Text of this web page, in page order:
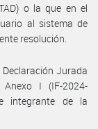
o la que en el
al sistema de
resolución.
Jurada
I (IF-2024-
integrante de la